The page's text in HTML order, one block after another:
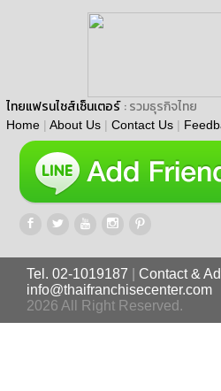
ไทยแฟรนไชส์เซ็นเตอร์ : รวมธุรกิจไทย
Home | About Us | Contact Us |
Tel. 02-1019187
Contact &
info@thaifranchisecenter.com
2026 All Right Reserved.